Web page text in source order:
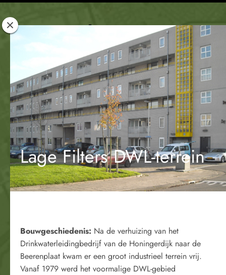
Rotterdam
Woont
Lage Filters DWL-terrein
Bouwgeschiedenis: Na de verhuizing van het
Drinkwaterleidingbedrijf van de Honingerdijk naar de
Beerenplaat kwam er een groot industrieel terrein vrij.
Vanaf 1979 werd het voormalige DWL-gebied